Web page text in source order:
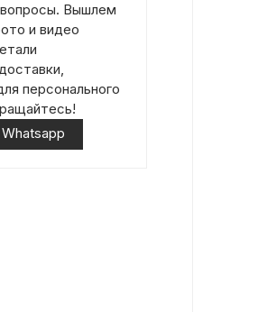
Вышлем
и видео
персонального
Whatsapp